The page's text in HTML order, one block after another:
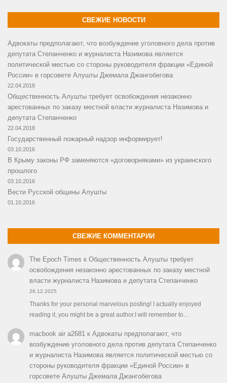
СВЕЖИЕ НОВОСТИ
Адвокаты предполагают, что возбуждение уголовного дела против
депутата Степанченко и журналиста Назимова является
политической местью со стороны руководителя фракции «Единой
России» в горсовете Алушты Джемала Джангобегова
22.04.2018
Общественность Алушты требует освобождения незаконно
арестованных по заказу местной власти журналиста Назимова и
депутата Степанченко
22.04.2018
Государственный пожарный надзор информирует!
03.10.2016
В Крыму законы РФ заменяются «договорняками» из украинского
прошлого
03.10.2016
Вести Русской общины Алушты
01.10.2016
СВЕЖИЕ КОММЕНТАРИИ
The Epoch Times к Общественность Алушты требует
освобождения незаконно арестованных по заказу местной
власти журналиста Назимова и депутата Степанченко
26.12.2025
Thanks for your personal marvelous posting! I actually enjoyed
reading it, you might be a great author.I will remember to…
macbook air a2681 к Адвокаты предполагают, что
возбуждение уголовного дела против депутата Степанченко
и журналиста Назимова является политической местью со
стороны руководителя фракции «Единой России» в
горсовете Алушты Джемала Джангобегова